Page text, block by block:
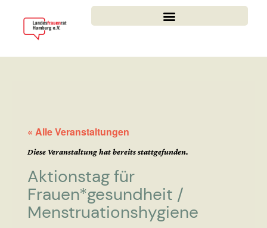
« Alle Veranstaltungen
Diese Veranstaltung hat bereits stattgefunden.
Aktionstag für
Frauen*gesundheit /
Menstruationshygiene